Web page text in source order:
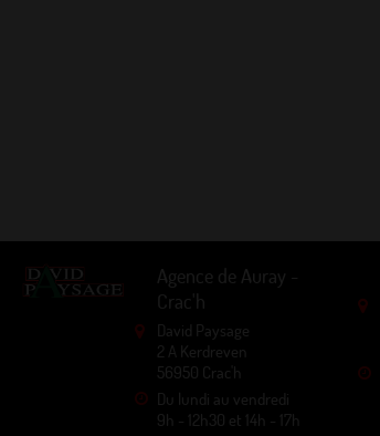
Agence de Auray -
Crac'h
David Paysage
2 A Kerdreven
56950 Crac'h
Du lundi au vendredi
9h - 12h30 et 14h - 17h